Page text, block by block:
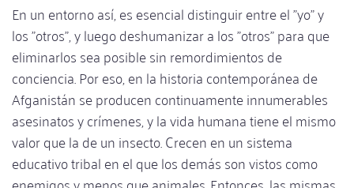
En un entorno así, es esencial distinguir entre el "yo" y
los "otros", y luego deshumanizar a los "otros" para que
eliminarlos sea posible sin remordimientos de
conciencia. Por eso, en la historia contemporánea de
Afganistán se producen continuamente innumerables
asesinatos y crímenes, y la vida humana tiene el mismo
valor que la de un insecto. Crecen en un sistema
educativo tribal en el que los demás son vistos como